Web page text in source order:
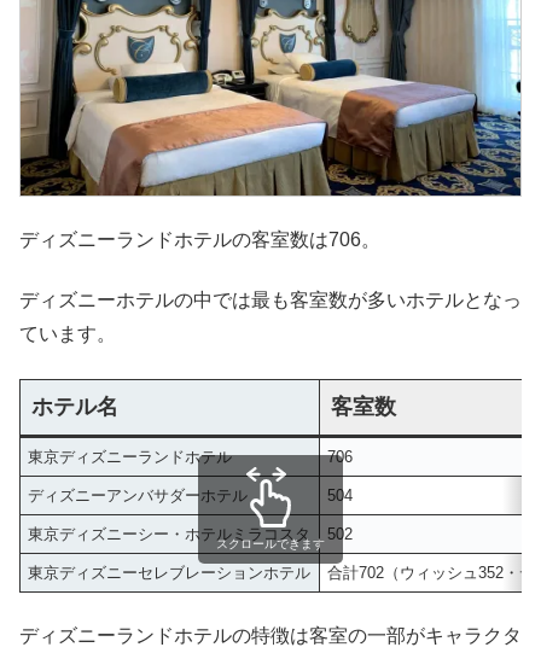
ディズニーランドホテルの客室数は706。
ディズニーホテルの中では最も客室数が多いホテルとなっ
ています。
ホテル名 客室数
東京ディズニーランドホテル 706
ディズニーアンバサダーホテル 504
東京ディズニーシー・ホテルミラコスタ 502
東京ディズニーセレブレーションホテル 合計702（ウィッシュ352・デ
スクロールできます
ディズニーランドホテルの特徴は客室の一部がキャラクタ